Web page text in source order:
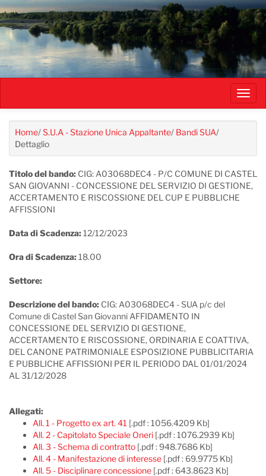
Salta
al
contenuto
principale
Home/S.U.A - Stazione Unica Appaltante/ Bandi SUA/
Dettaglio
Titolo del bando: CIG: A03068DEC4 - P/C COMUNE DI CASTEL
SAN GIOVANNI - CONCESSIONE DEL SERVIZIO DI GESTIONE,
ACCERTAMENTO E RISCOSSIONE DEL CUP E PUBBLICHE
AFFISSIONI
Data di Scadenza:12/12/2023
Ora di Scadenza:18.00
Settore:
Descrizione del bando: CIG: A03068DEC4 - SUA p/c del
Comune di Castel San Giovanni AFFIDAMENTO IN
CONCESSIONE DEL SERVIZIO DI GESTIONE,
ACCERTAMENTO E RISCOSSIONE, ORDINARIA E COATTIVA,
DEL CANONE PATRIMONIALE ESPOSIZIONE PUBBLICITARIA
E PUBBLICHE AFFISSIONI PER IL PERIODO DAL 01/01/2024
AL 31/12/2028
Allegati:
All. 1 - Progetto ex art. 41 [.pdf : 1056.4209 Kb]
All. 2 - Capitolato Speciale Oneri [.pdf : 1076.2939 Kb]
All. 3 - Schema di contratto [.pdf : 948.7686 Kb]
All. 4 - Manifestazione di interesse [.pdf : 69.9775 Kb]
All. 5 - Disciplinare concessione [.pdf : 643.8623 Kb]